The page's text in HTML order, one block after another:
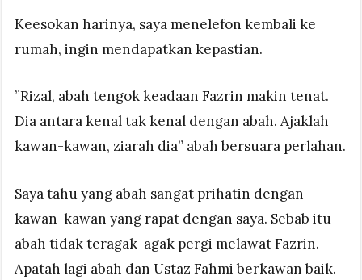
Keesokan harinya, saya menelefon kembali ke
rumah, ingin mendapatkan kepastian.
”Rizal, abah tengok keadaan Fazrin makin tenat.
Dia antara kenal tak kenal dengan abah. Ajaklah
kawan-kawan, ziarah dia” abah bersuara perlahan.
Saya tahu yang abah sangat prihatin dengan
kawan-kawan yang rapat dengan saya. Sebab itu
abah tidak teragak-agak pergi melawat Fazrin.
Apatah lagi abah dan Ustaz Fahmi berkawan baik.